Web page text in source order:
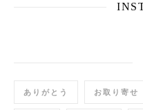
ありがとう お取り寄せ